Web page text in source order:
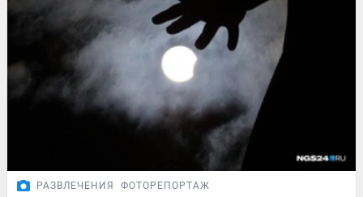
РАЗВЛЕЧЕНИЯ ФОТОРЕПОРТАЖ